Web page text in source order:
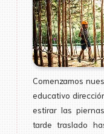
Comenzamos
educativo
estirar las
tarde traslado